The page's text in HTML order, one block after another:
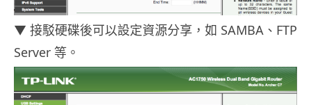
▼ 接駁硬碟後可以設定資源分享，如 SAMBA、FTP
Server 等。